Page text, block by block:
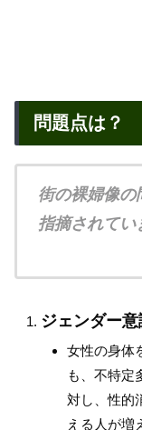
問題点は？
街の裸婦像の
指摘されてい
ジェンダー
女性の身体
も、不特定
対し、性的
える人が増